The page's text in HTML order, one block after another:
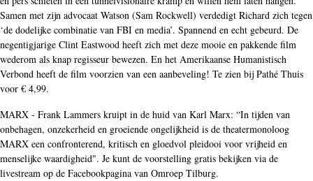
Samen met zijn advocaat Watson (Sam Rockwell) verdedigt Richard zich tegen
‘de dodelijke combinatie van FBI en media’. Spannend en echt gebeurd. De
negentigjarige Clint Eastwood heeft zich met deze mooie en pakkende film
wederom als knap regisseur bewezen. En het Amerikaanse Humanistisch
Verbond heeft de film voorzien van een aanbeveling! Te zien bij Pathé Thuis
voor € 4,99.
MARX - Frank Lammers kruipt in de huid van Karl Marx: “In tijden van
onbehagen, onzekerheid en groeiende ongelijkheid is de theatermonoloog
MARX een confronterend, kritisch en gloedvol pleidooi voor vrijheid en
menselijke waardigheid". Je kunt de voorstelling gratis bekijken via de
livestream op de Facebookpagina van Omroep Tilburg.